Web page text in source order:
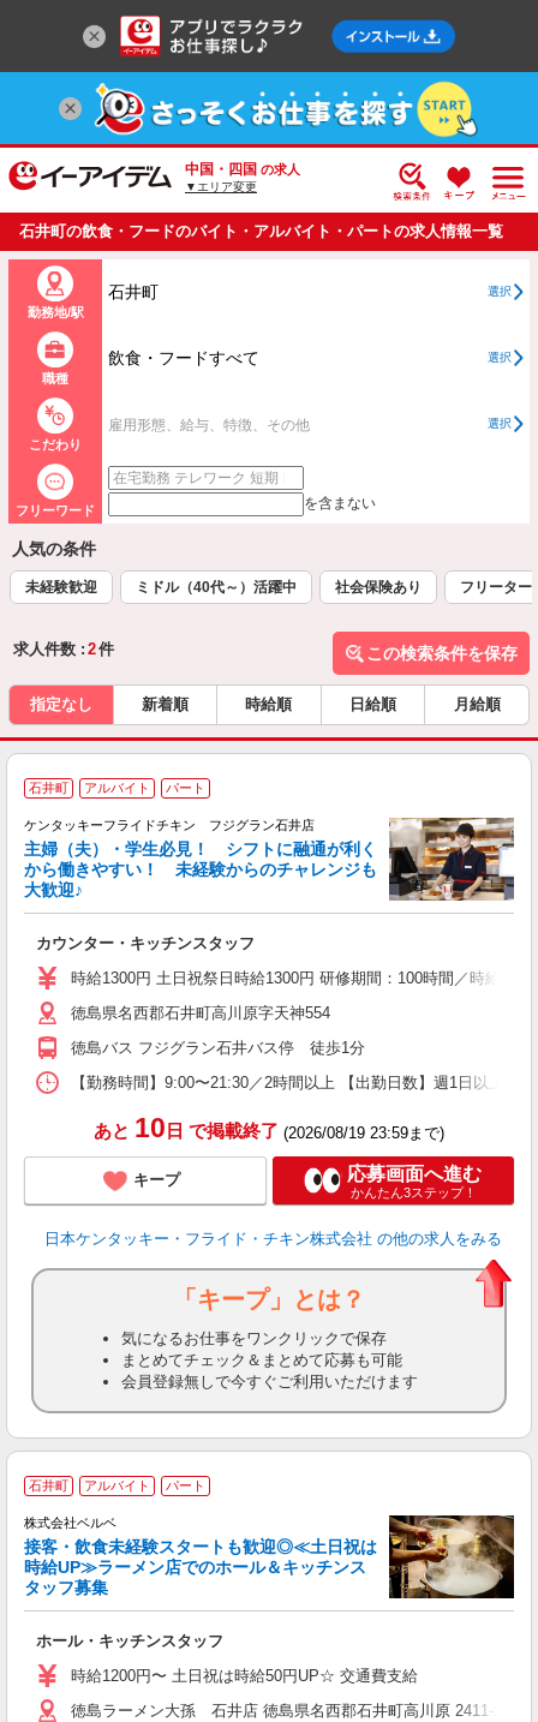
中国・四国 の求人
▼エリア変更
石井町の飲食・フードのバイト・アルバイト・パートの求人情報一覧
勤務地/駅
石井町 選択
職種
飲食・フードすべて 選択
こだわり
雇用形態、給与、特徴、その他 選択
フリーワード を含まない
人気の条件
未経験歓迎 ミドル（40代～）活躍中 社会保険あり フリーター
求人件数 : 2件 この検索条件を保存
指定なし 新着順 時給順 日給順 月給順
石井町 アルバイト パート
ケンタッキーフライドチキン フジグラン石井店
主婦（夫）・学生必見！ シフトに融通が利く
から働きやすい！ 未経験からのチャレンジも
大歓迎♪
カウンター・キッチンスタッフ
時給1300円 土日祝祭日時給1300円 研修期間：100時間／時給
徳島県名西郡石井町高川原字天神554
徳島バス フジグラン石井バス停 徒歩1分
【勤務時間】9:00〜21:30／2時間以上 【出勤日数】週1日以上
あと 10 日 で掲載終了 (2026/08/19 23:59まで)
キープ 応募画面へ進む
かんたん3ステップ！
日本ケンタッキー・フライド・チキン株式会社 の他の求人をみる
「キープ」とは？
気になるお仕事をワンクリックで保存
まとめてチェック＆まとめて応募も可能
会員登録無しで今すぐご利用いただけます
石井町 アルバイト パート
株式会社ベルベ
接客・飲食未経験スタートも歓迎◎≪土日祝は
時給UP≫ラーメン店でのホール＆キッチンス
タッフ募集
ホール・キッチンスタッフ
時給1200円〜 土日祝は時給50円UP☆ 交通費支給
徳島ラーメン大孫 石井店 徳島県名西郡石井町高川原 2411-1